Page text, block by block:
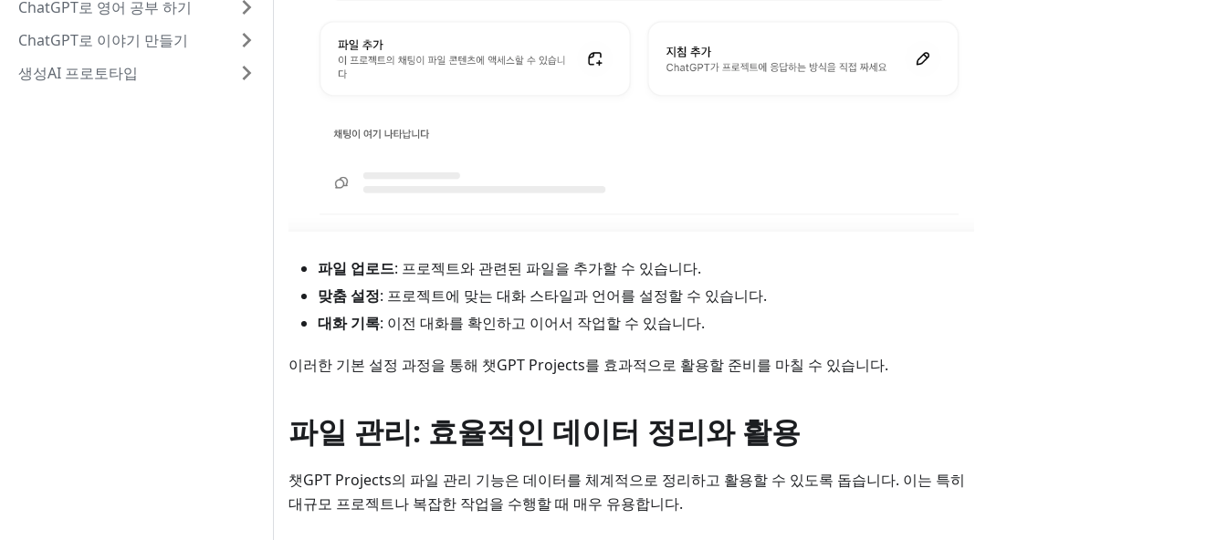
ChatGPT로 영어 공부 하기
ChatGPT로 이야기 만들기
생성AI 프로토타입
파일 업로드: 프로젝트와 관련된 파일을 추가할 수 있습니다.
맞춤 설정: 프로젝트에 맞는 대화 스타일과 언어를 설정할 수 있습니다.
대화 기록: 이전 대화를 확인하고 이어서 작업할 수 있습니다.
이러한 기본 설정 과정을 통해 챗GPT Projects를 효과적으로 활용할 준비를 마칠 수 있습니다.
파일 관리: 효율적인 데이터 정리와 활용
챗GPT Projects의 파일 관리 기능은 데이터를 체계적으로 정리하고 활용할 수 있도록 돕습니다. 이는 특히
대규모 프로젝트나 복잡한 작업을 수행할 때 매우 유용합니다.